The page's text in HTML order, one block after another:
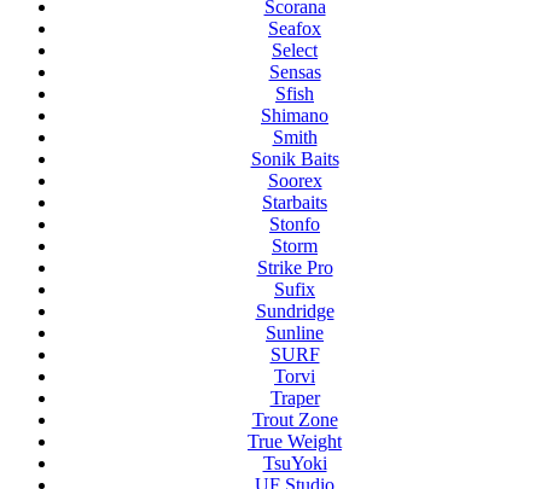
Scorana
Seafox
Select
Sensas
Sfish
Shimano
Smith
Sonik Baits
Soorex
Starbaits
Stonfo
Storm
Strike Pro
Sufix
Sundridge
Sunline
SURF
Torvi
Traper
Trout Zone
True Weight
TsuYoki